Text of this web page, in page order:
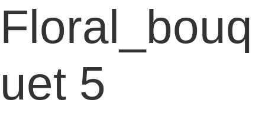
Floral_bouq
uet 5